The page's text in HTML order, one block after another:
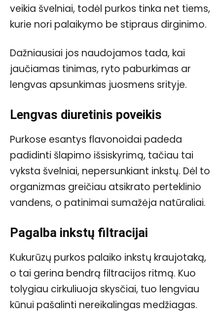
veikia švelniai, todėl purkos tinka net tiems,
kurie nori palaikymo be stipraus dirginimo.
Dažniausiai jos naudojamos tada, kai
jaučiamas tinimas, ryto paburkimas ar
lengvas apsunkimas juosmens srityje.
Lengvas diuretinis poveikis
Purkose esantys flavonoidai padeda
padidinti šlapimo išsiskyrimą, tačiau tai
vyksta švelniai, nepersunkiant inkstų. Dėl to
organizmas greičiau atsikrato perteklinio
vandens, o patinimai sumažėja natūraliai.
Pagalba inkstų filtracijai
Kukurūzų purkos palaiko inkstų kraujotaką,
o tai gerina bendrą filtracijos ritmą. Kuo
tolygiau cirkuliuoja skysčiai, tuo lengviau
kūnui pašalinti nereikalingas medžiagas.